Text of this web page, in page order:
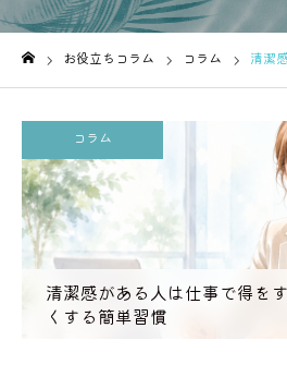
お役立ちコラム コラム 清潔感があ
コラム
清潔感がある人は仕事で得を
くする簡単習慣